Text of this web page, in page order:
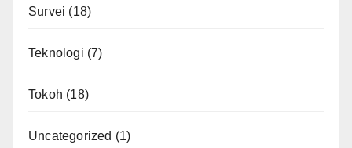
Survei (18)
Teknologi (7)
Tokoh (18)
Uncategorized (1)